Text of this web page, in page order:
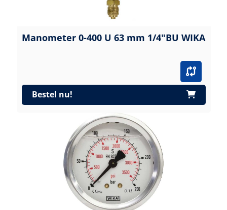
Manometer 0-400 U 63 mm 1/4"BU WIKA
Bestel nu!